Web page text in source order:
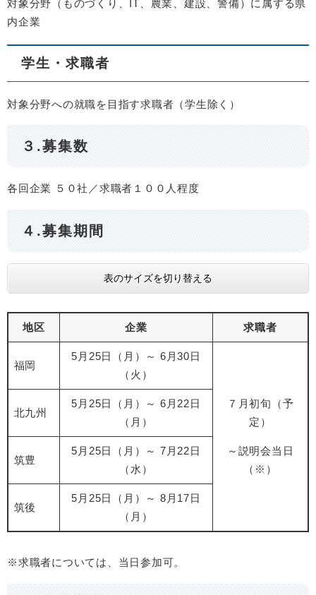
対象分野（ものづくり、IT、農業、建設、警備）に属する県
内企業
学生・求職者
対象分野への就職を目指す求職者（学生除く）
３.募集数
各回企業 ５０社／求職者１００人程度​
４.募集期間
表のサイズを切り替える
地区 企業 求職者
福岡
5月25日（月）～ 6月30日
（火）
７月初旬（予
定）
～説明会当日
（※）
北九州
5月25日（月）～ 6月22日
（月）
筑豊
5月25日（月）～ 7月22日
（水）
筑後
5月25日（月）～ 8月17日
（月）
※求職者については、当日参加可。​